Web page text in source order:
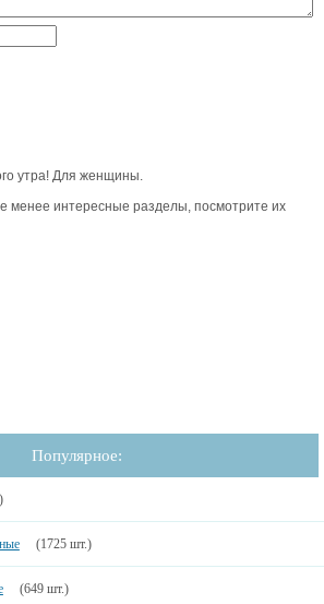
утра! Для женщины.
менее интересные разделы, посмотрите их
Популярное:
(1725 шт.)
(649 шт.)